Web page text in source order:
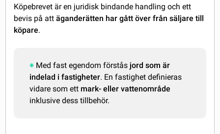
Köpebrevet är en juridisk bindande handling och ett
bevis på attäganderätten har gått över från säljare till
köpare.
Med fast egendom förstås jord som är
indelad i fastigheter. En fastighet definieras
vidare som ett mark- eller vattenområde
inklusive dess tillbehör.